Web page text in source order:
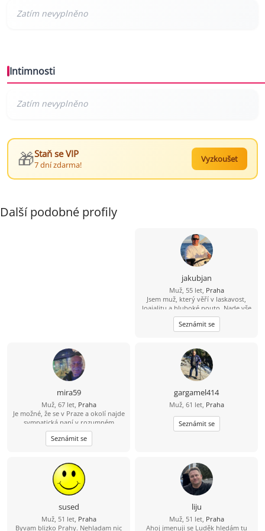
Intimnosti
🎁Staň se VIP
7 dní zdarma!
Vyzkoušet
Další podobné profily
jakubjan
Muž, 55 let, Praha
Jsem muž, který věří v laskavost,
loajalitu a hluboké pouto. Nade vše
si cením upřímnosti a sním o tom, že
budu sdílet jednoduché a krásné
životní okamžiky s někým, kdo se v
Seznámit se
mira59
Muž, 67 let, Praha
Je možné, že se v Praze a okolí najde
sympatická paní v rozumném
poměru váha výška? Jestli ano a je s
ní sranda, tak ať se ozve. Na kulturu
a romantické procházky nikoho
Mám rád léto a v zimně ho miluji.
Když ale má být i zima, tak k tomu
mám lyže. Nuda se mnou není, ale
sranda ano.
Seznámit se
gargamel414
Muž, 61 let, Praha
Seznámit se
sused
Muž, 51 let, Praha
Byvam blizko Prahy. Nehladam nic
liju
Muž, 51 let, Praha
Ahoj jmenuji se Luděk hledám tu